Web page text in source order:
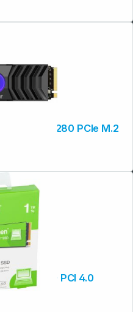
PCIe M.2